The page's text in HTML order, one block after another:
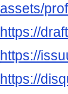
assets/
https://
https://
https://